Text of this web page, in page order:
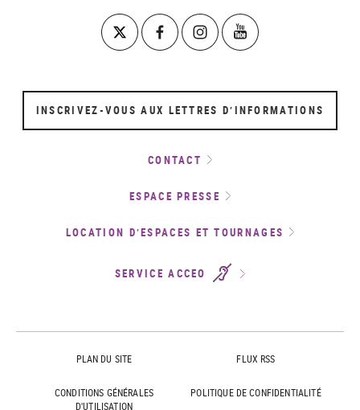
INSCRIVEZ-VOUS AUX LETTRES D’INFORMATIONS
CONTACT
ESPACE PRESSE
LOCATION D’ESPACES ET TOURNAGES
SERVICE ACCEO
PLAN DU SITE FLUX RSS
CONDITIONS GÉNÉRALES
D'UTILISATION
POLITIQUE DE CONFIDENTIALITÉ